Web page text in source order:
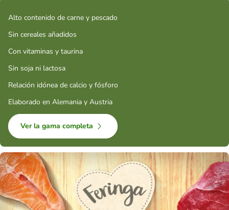
Alto contenido de carne y pescado
Sin cereales añadidos
Con vitaminas y taurina
Sin soja ni lactosa
Relación idónea de calcio y fósforo
Elaborado en Alemania y Austria
Ver la gama completa